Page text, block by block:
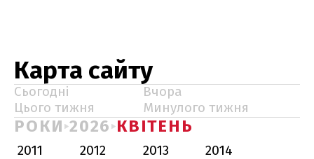
Карта сайту
Сьогодні
Вчора
Цього тижня
Минулого тижня
РОКИ 2026 КВІТЕНЬ
2011 2012 2013
2014